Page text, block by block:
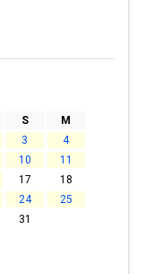
S
M
3
4
10
11
17
18
24
25
31